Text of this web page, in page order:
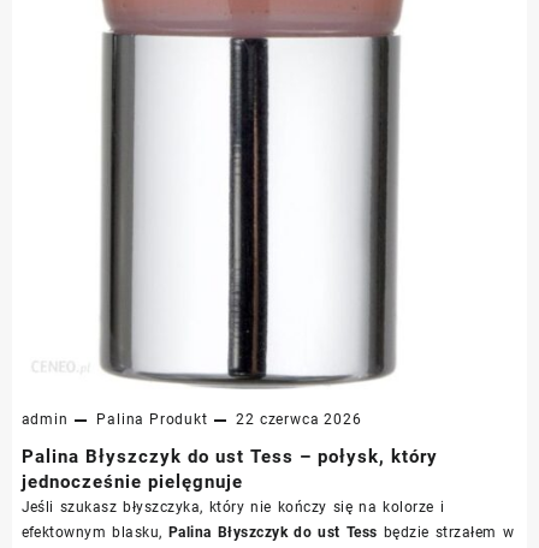
admin Palina Produkt 22 czerwca 2026
Palina Błyszczyk do ust Tess – połysk, który
jednocześnie pielęgnuje
Jeśli szukasz błyszczyka, który nie kończy się na kolorze i
efektownym blasku, Palina Błyszczyk do ust Tess będzie strzałem w